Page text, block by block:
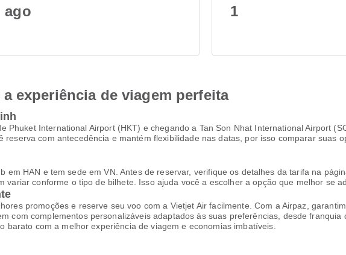
ago 1
experiência de viagem perfeita
Phuket International Airport (HKT) e chegando a Tan Son Nhat International Airport
com antecedência e mantém flexibilidade nas datas, por isso comparar suas
em HAN e tem sede em VN. Antes de reservar, verifique os detalhes da tarifa na
conforme o tipo de bilhete. Isso ajuda você a escolher a opção que melhor se
promoções e reserve seu voo com a Vietjet Air facilmente. Com a Airpaz,
com complementos personalizáveis adaptados às suas preferências, desde franquia
com a melhor experiência de viagem e economias imbatíveis.